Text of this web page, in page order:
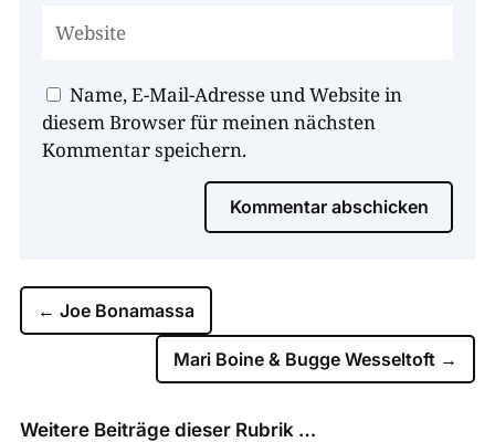
Name, E-Mail-Adresse und Website in
diesem Browser für meinen nächsten
Kommentar speichern.
Kommentar abschicken
← Joe Bonamassa
Mari Boine & Bugge Wesseltoft →
Weitere Beiträge dieser Rubrik …